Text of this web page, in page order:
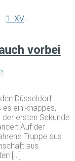
1. XV
vorbei
Düsseldorf
es ein knappes,
ersten Sekunde
Auf der
Truppe aus
aus
[…]